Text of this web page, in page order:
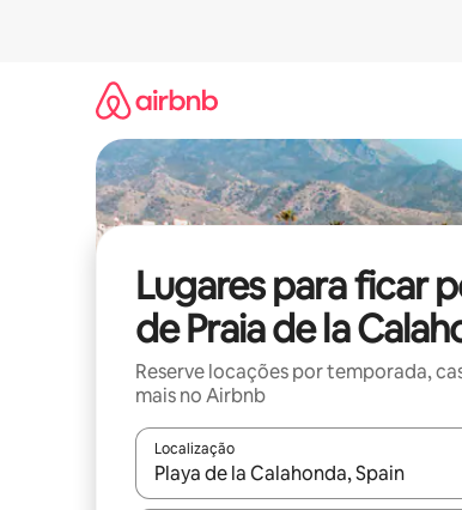
Lugares para ficar
de Praia de la
Reserve locações por temporada,
mais no Airbnb
Localização
Quando os resultados estiverem